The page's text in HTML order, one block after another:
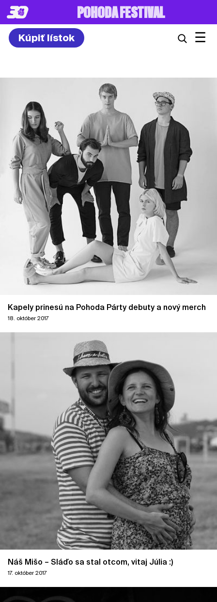
8. – 10.7.2027
Kúpiť lístok ☰
Kapely prinesú na Pohoda Párty debuty a nový merch
18. október 2017
Náš Mišo – Sláďo sa stal otcom, vitaj Júlia :)
17. október 2017